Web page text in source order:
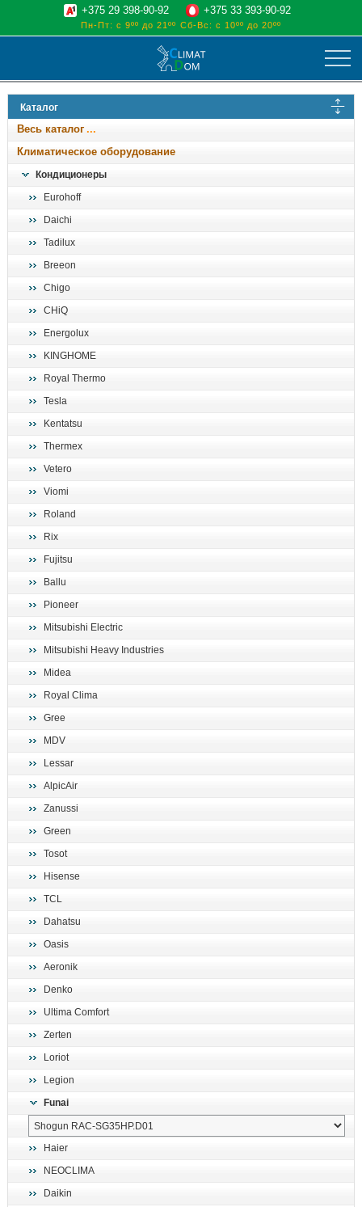
климат
отопительные котлы
водоснабжение
+375 29 398-90-92 +375 33 393-90-92
Пн-Пт: с 9ºº до 21ºº Сб-Вс: с 10ºº до 20ºº
Каталог
Весь каталог
Климатическое оборудование
Кондиционеры
Eurohoff
Daichi
Tadilux
Breeon
Chigo
CHiQ
Energolux
KINGHOME
Royal Thermo
Tesla
Kentatsu
Thermex
Vetero
Viomi
Roland
Rix
Fujitsu
Ballu
Pioneer
Mitsubishi Electric
Mitsubishi Heavy Industries
Midea
Royal Clima
Gree
MDV
Lessar
AlpicAir
Zanussi
Green
Tosot
Hisense
TCL
Dahatsu
Oasis
Aeronik
Denko
Ultima Comfort
Zerten
Loriot
Legion
Funai
Haier
NEOCLIMA
Daikin